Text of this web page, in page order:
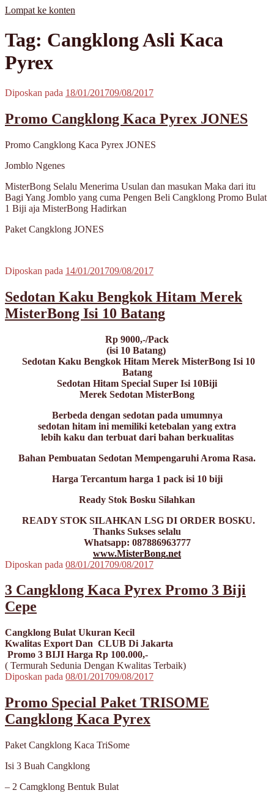
Lompat ke konten
MisterBong | www.misterbong.net | Specialist Penjualan Bong Dan
Cangklong Kaca Pyrex
misterbong | Distributor Specialist Penjualan Bong Kaca Pyrex Dan
Cangklong Kaca Pyrex Terpopuler Terlengkap Terpercaya No 1 Di
Asia | melayani Grosir Dan Eceran | Resseler Dan Agent Welcome |
produk misterbong | bong | bong kaca | bong kaca pyrex | bong online
| jual bong online | jual bong terpercaya | jual bong aman | jual bong
kaca pyrex | cangklong | cangklong kaca pyrex | jual cangklong |
| pipes | pyrex glass | kaca pyrex | pirek | paca pirek | pipet | pipet kaca
| pipet amoxan | jual pipet kaca | jual pipet online | timbangan |
timbangan digital | timbangan emas | scale | timbangan berlian |
Tag: Cangklong Asli Kaca
Pyrex
Diposkan pada 18/01/201709/08/2017
Promo Cangklong Kaca Pyrex JONES
Promo Cangklong Kaca Pyrex JONES
Jomblo Ngenes
MisterBong Selalu Menerima Usulan dan masukan Maka dari itu
Bagi Yang Jomblo yang cuma Pengen Beli Cangklong Promo Bulat
1 Biji aja MisterBong Hadirkan
Paket Cangklong JONES
Diposkan pada 14/01/201709/08/2017
Sedotan Kaku Bengkok Hitam Merek
MisterBong Isi 10 Batang
Rp 9000,-/Pack
(isi 10 Batang)
Sedotan Kaku Bengkok Hitam Merek MisterBong Isi 10
Batang
Sedotan Hitam Special Super Isi 10Biji
Merek Sedotan MisterBong
Berbeda dengan sedotan pada umumnya
sedotan hitam ini memiliki ketebalan yang extra
lebih kaku dan terbuat dari bahan berkualitas
Bahan Pembuatan Sedotan Mempengaruhi Aroma Rasa.
Harga Tercantum harga 1 pack isi 10 biji
Ready Stok Bosku Silahkan
READY STOK SILAHKAN LSG DI ORDER BOSKU.
Thanks Sukses selalu
Whatsapp: 087886963777
www.MisterBong.net
Diposkan pada 08/01/201709/08/2017
3 Cangklong Kaca Pyrex Promo 3 Biji
Cepe
Cangklong Bulat Ukuran Kecil
Kwalitas Export Dan CLUB Di Jakarta
Promo 3 BIJI Harga Rp 100.000,-
( Termurah Sedunia Dengan Kwalitas Terbaik)
Diposkan pada 08/01/201709/08/2017
Promo Special Paket TRISOME
Cangklong Kaca Pyrex
Paket Cangklong Kaca TriSome
Isi 3 Buah Cangklong
– 2 Camgklong Bentuk Bulat